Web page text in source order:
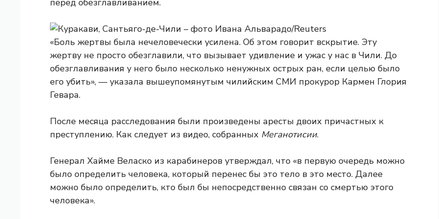
перед обезглавливанием.
«Боль жертвы была нечеловечески усилена. Об этом говорит вскрытие. Эту
жертву не просто обезглавили, что вызывает удивление и ужас у нас в Чили. До
обезглавливания у него было несколько ненужных острых ран, если целью было
его убить», — указала вышеупомянутым чилийским СМИ прокурор Кармен Глория
Гевара.
После месяца расследования были произведены аресты двоих причастных к
преступлению. Как следует из видео, собранных Меганотисии.
Генерал Хайме Веласко из карабинеров утверждал, что «в первую очередь можно
было определить человека, который перенес бы это тело в это место. Далее
можно было определить, кто был бы непосредственно связан со смертью этого
человека».